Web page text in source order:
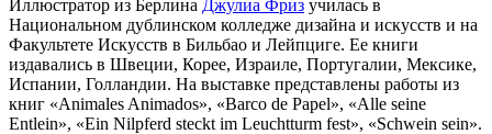
Иллюстратор из Берлина Джулиа Фриз училась в
Национальном дублинском колледже дизайна и искусств и на
Факультете Искусств в Бильбао и Лейпциге. Ее книги
издавались в Швеции, Корее, Израиле, Португалии, Мексике,
Испании, Голландии. На выставке представлены работы из
книг «Animales Animados», «Barco de Papel», «Alle seine
Entlein», «Ein Nilpferd steckt im Leuchtturm fest», «Schwein sein».